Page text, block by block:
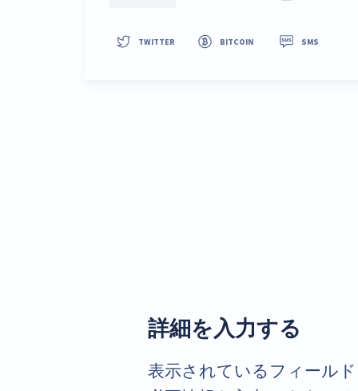
詳細を入力する
表示されているフィール